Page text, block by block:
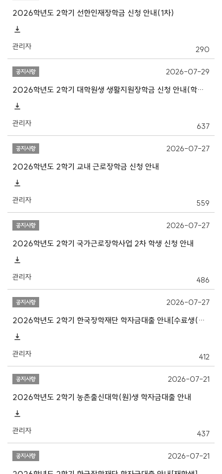
2026학년도 2학기 선한인재장학금 신청 안내(1차)
관리자 290
공지사항
2026학년도 2학기 대학원생 생활지원장학금 신청 안내(학자금지원구간 산정 필수)
관리자 637
2026-07-29
공지사항
2026학년도 2학기 교내 근로장학금 신청 안내
관리자 559
2026-07-27
공지사항
2026학년도 2학기 국가근로장학사업 2차 학생 신청 안내
관리자 486
2026-07-27
공지사항
2026학년도 2학기 한국장학재단 학자금대출 안내[수료생(연구생)]
관리자 412
2026-07-27
공지사항
2026학년도 2학기 농촌출신대학(원)생 학자금대출 안내
관리자 437
2026-07-21
공지사항 2026-07-21